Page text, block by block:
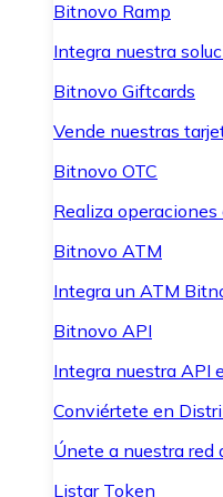
Bitnovo Ramp
Integra nuestra
Bitnovo Giftcards
Vende nuestras
Bitnovo OTC
Realiza
Bitnovo ATM
Integra un ATM
Bitnovo API
Integra nuestra API
Conviértete en
Únete a nuestra red
Listar Token